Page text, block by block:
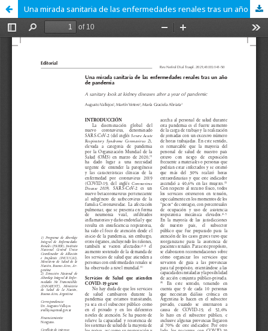
Una mirada sanitaria de las enfermedades renales tras un año de pandemia